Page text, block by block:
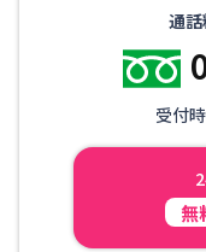
通
受付
無